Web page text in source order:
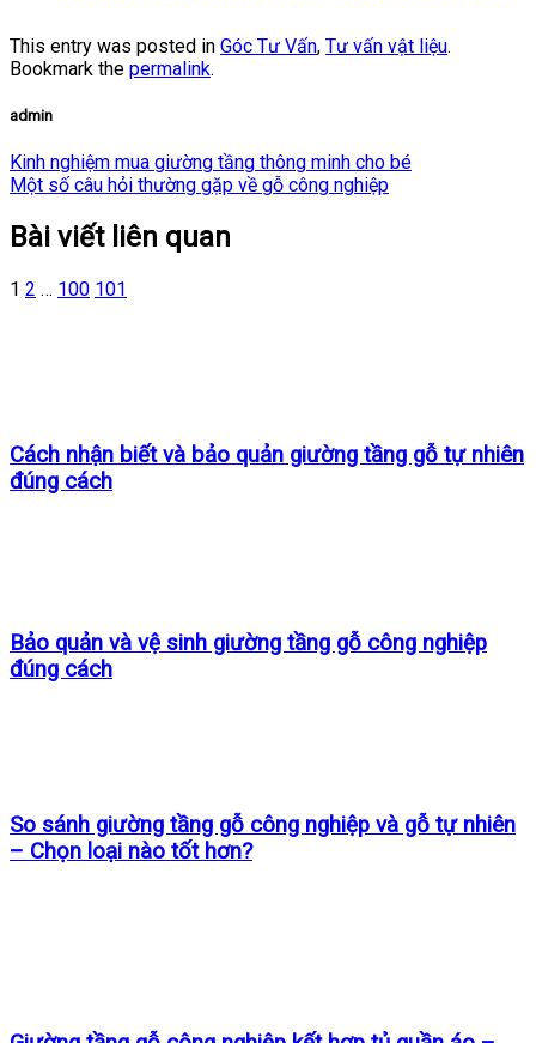
This entry was posted in Góc Tư Vấn, Tư vấn vật liệu.
Bookmark the permalink.
admin
Kinh nghiệm mua giường tầng thông minh cho bé
Một số câu hỏi thường gặp về gỗ công nghiệp
Bài viết liên quan
1 2 … 100 101
Cách nhận biết và bảo quản giường tầng gỗ tự nhiên
đúng cách
Bảo quản và vệ sinh giường tầng gỗ công nghiệp
đúng cách
So sánh giường tầng gỗ công nghiệp và gỗ tự nhiên
– Chọn loại nào tốt hơn?